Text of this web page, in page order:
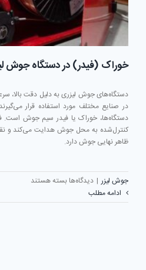
خوراک (فیدر) در دستگاه جوش
دستگاه‌های جوش لیزری به دلیل دقت بالا،
در صنایع مختلف مورد استفاده قرار
دستگاه‌ها، خوراک یا فیدر سیم جوش است.
کنترل‌شده به محل جوش هدایت می‌کند و
ظاهر نهایی جوش دارد.
جوش لیزر | دیدگاه‌ها برای
(فیدر)
بسته هستند
ادامه مطلب